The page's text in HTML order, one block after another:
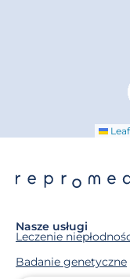
Nasze usługi
Leczenie
Badanie genetyczne